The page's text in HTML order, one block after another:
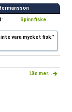
Spinnfiske
vara mycket fisk."
Läs mer...